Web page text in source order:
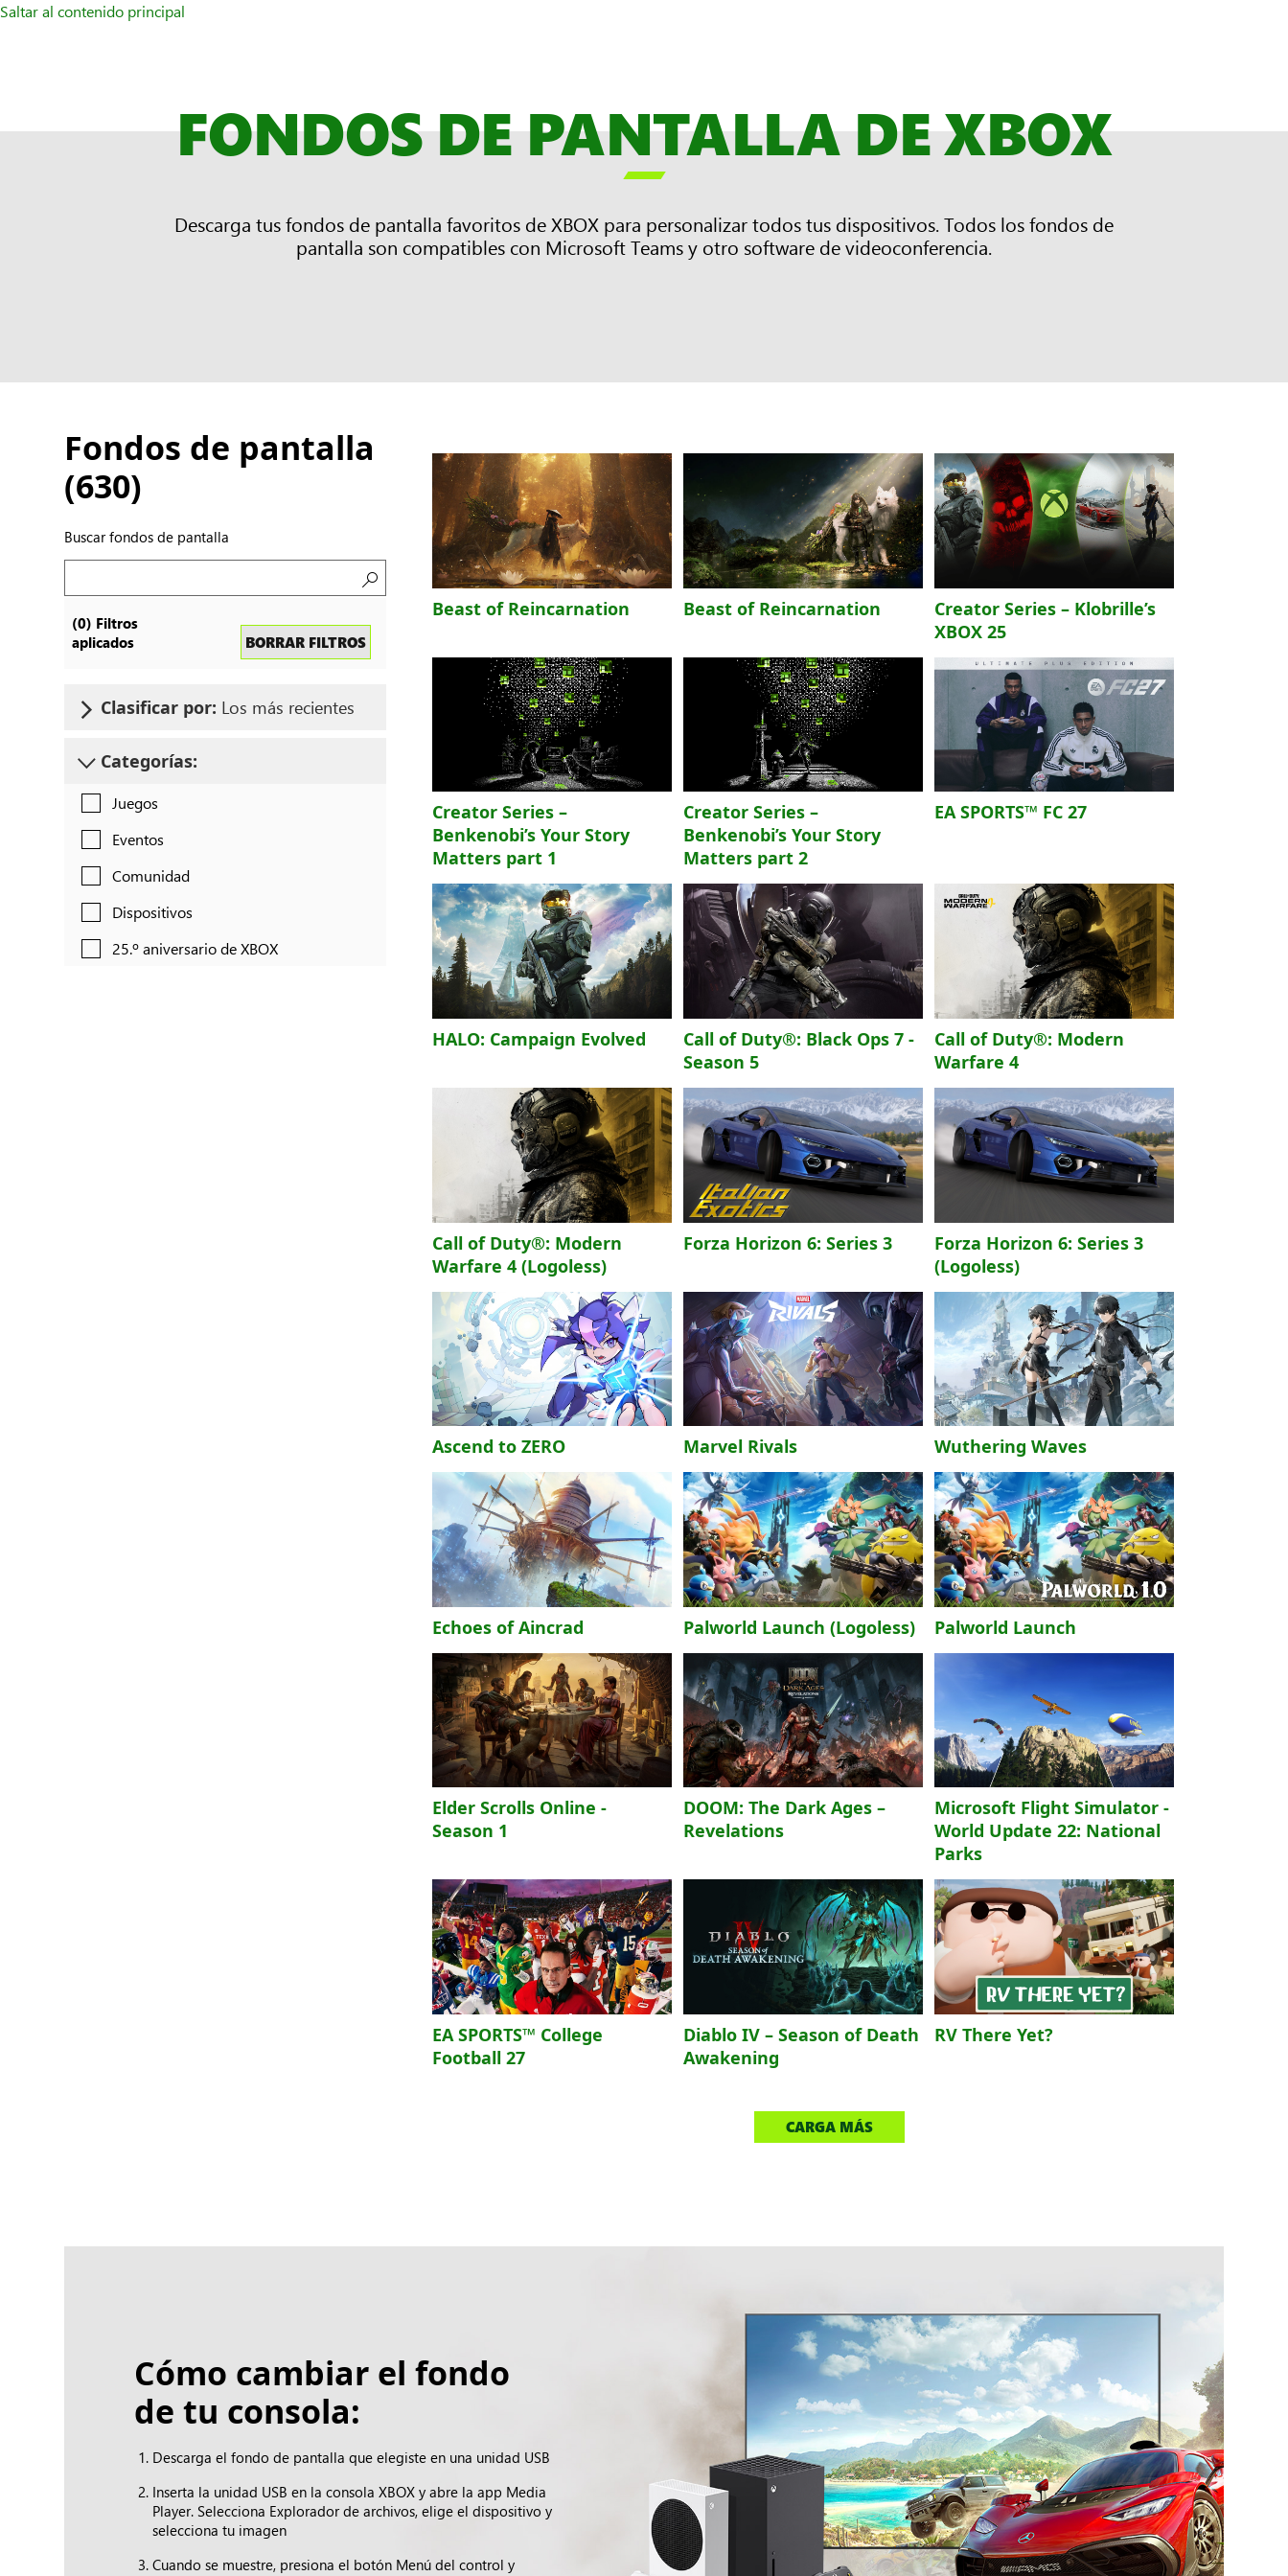
Saltar al contenido principal
FONDOS DE PANTALLA DE XBOX

Descarga tus fondos de pantalla favoritos de XBOX para personalizar todos tus dispositivos. Todos los fondos de
pantalla son compatibles con Microsoft Teams y otro software de videoconferencia.
Fondos de pantalla
(630)
Buscar fondos de pantalla
fondos
de
(0) Filtros
aplicados
BORRAR FILTROS
Clasificar por: Los más recientes
Categorías:
Juegos
Eventos
Comunidad
Dispositivos
25.º aniversario de XBOX
Beast of Reincarnation Beast of Reincarnation
Creator Series – Klobrille’s
XBOX 25
Creator Series –
Benkenobi’s Your Story
Matters part 1
Creator Series –
Benkenobi’s Your Story
Matters part 2
EA SPORTS™ FC 27
HALO: Campaign Evolved
Call of Duty®: Black Ops 7 -
Season 5
Call of Duty®: Modern
Warfare 4
Call of Duty®: Modern
Warfare 4 (Logoless)
Forza Horizon 6: Series 3
Forza Horizon 6: Series 3
(Logoless)
Ascend to ZERO Marvel Rivals Wuthering Waves
Echoes of Aincrad Palworld Launch (Logoless) Palworld Launch
Elder Scrolls Online -
Season 1
DOOM: The Dark Ages –
Revelations
Microsoft Flight Simulator -
World Update 22: National
Parks
EA SPORTS™ College
Football 27
Diablo IV – Season of Death
Awakening
RV There Yet?
CARGA MÁS
Cómo cambiar el fondo
de tu consola:
Descarga el fondo de pantalla que elegiste en una unidad USB
Inserta la unidad USB en la consola XBOX y abre la app Media
Player. Selecciona Explorador de archivos, elige el dispositivo y
selecciona tu imagen
Cuando se muestre, presiona el botón Menú del control y